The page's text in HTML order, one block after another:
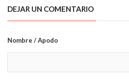
DEJAR UN COMENTARIO
Nombre / Apodo